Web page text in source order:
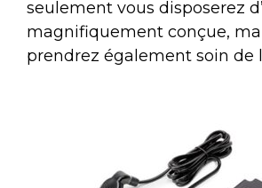
seulement vous disposerez
magnifiquement conçue,
prendrez également soin de